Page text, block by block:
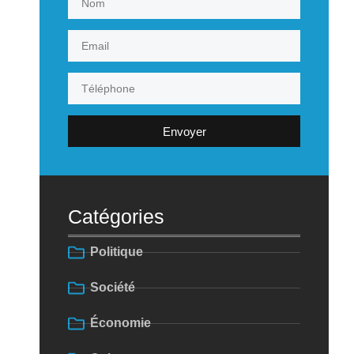
Envoyer
Catégories
Politique
Société
Économie